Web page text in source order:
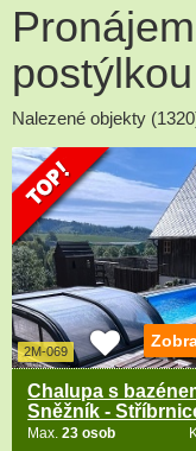
postýlkou
Nalezené objekty
2M-069
Chalupa s
Sněžník -
Max.23 osob